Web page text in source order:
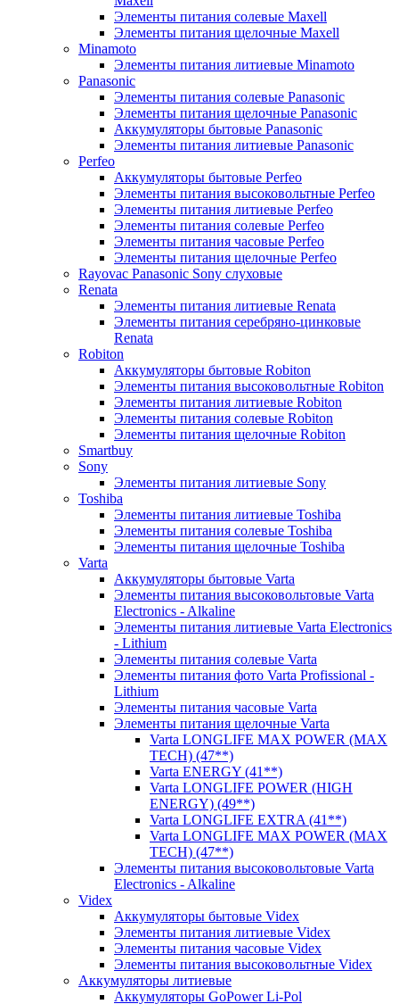
Элементы питания солевые Maxell
Элементы питания щелочные Maxell
Minamoto
Элементы питания литиевые Minamoto
Panasonic
Элементы питания солевые Panasonic
Элементы питания щелочные Panasonic
Аккумуляторы бытовые Panasonic
Элементы питания литиевые Panasonic
Perfeo
Аккумуляторы бытовые Perfeo
Элементы питания высоковольтные Perfeo
Элементы питания литиевые Perfeo
Элементы питания солевые Perfeo
Элементы питания часовые Perfeo
Элементы питания щелочные Perfeo
Rayovac Panasonic Sony слуховые
Renata
Элементы питания литиевые Renata
Элементы питания серебряно-цинковые
Renata
Robiton
Аккумуляторы бытовые Robiton
Элементы питания высоковольтные Robiton
Элементы питания литиевые Robiton
Элементы питания солевые Robiton
Элементы питания щелочные Robiton
Smartbuy
Sony
Элементы питания литиевые Sony
Toshiba
Элементы питания литиевые Toshiba
Элементы питания солевые Toshiba
Элементы питания щелочные Toshiba
Varta
Аккумуляторы бытовые Varta
Элементы питания высоковольтовые Varta
Electronics - Alkaline
Элементы питания литиевые Varta Electronics
- Lithium
Элементы питания солевые Varta
Элементы питания фото Varta Profissional -
Lithium
Элементы питания часовые Varta
Элементы питания щелочные Varta
Varta LONGLIFE MAX POWER (MAX
TECH) (47**)
Varta ENERGY (41**)
Varta LONGLIFE POWER (HIGH
ENERGY) (49**)
Varta LONGLIFE EXTRA (41**)
Varta LONGLIFE MAX POWER (MAX
TECH) (47**)
Элементы питания высоковольтовые Varta
Electronics - Alkaline
Videx
Аккумуляторы бытовые Videx
Элементы питания литиевые Videx
Элементы питания часовые Videx
Элементы питания высоковольтные Videx
Аккумуляторы литиевые
Аккумуляторы GoPower Li-Pol